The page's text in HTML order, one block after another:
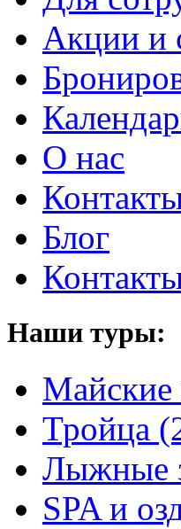
Акции и
О нас
Блог
Наши туры:
Майские
Тройца
Лыжные
SPA и